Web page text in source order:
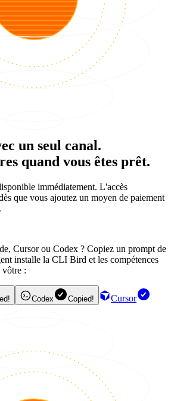
un seul canal.
quand vous êtes prêt.
immédiatement. L'accès
que vous ajoutez un moyen de paiement
Cursor ou Codex ? Copiez un prompt de
installe la CLI Bird et les compétences
vôtre :
Codex Copied!
Cursor